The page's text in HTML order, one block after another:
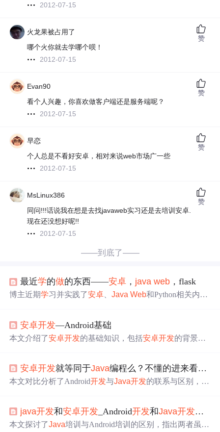
2012-07-15
火龙果被占用了
哪个火你就去学哪个呗！
2012-07-15
赞
Evan90
看个人兴趣，你喜欢做客户端还是服务端呢？
2012-07-15
赞
早恋
个人总是不看好安卓，相对来说web市场广一些
2012-07-15
赞
MsLinux386
同问!!!话说我在想是去找javaweb实习还是去培训安卓.
现在还没想好呢!!
2012-07-15
赞
——到底了——
最近学的做的东西——安卓 ， java web ，flask
博主近期学习并实践了安卓 、Java Web和Python相关内
用；用Python完成数据挖掘题，了解实用库和特征提取；
还对比了Flask和Django框架。
安卓开发—Android基础
本文介绍了安卓开发的基础知识，包括安卓开发的背景、
虚拟机与Java虚拟机的区别。
安卓开发就等同于Java编程么？不懂的进来看看吧
本文对比分析了Android开发与Java开发的联系与区别，包
处，但Android有其专属API和运行环境。
java开发和安卓开发 _Android开发和Java开发有什
本文探讨了Java培训与Android培训的区别，指出两者虽相